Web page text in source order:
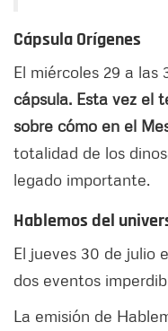
Cápsula Orígenes
El miércoles 29 a las
cápsula. Esta vez el
sobre cómo en el
totalidad de los
legado importante.
Hablemos del
El jueves 30 de julio
dos eventos
La emisión de